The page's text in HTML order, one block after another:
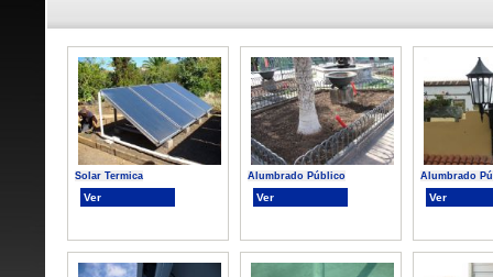
Solar Termica
Ver
Alumbrado Público
Ver
Alumbrado
Ver